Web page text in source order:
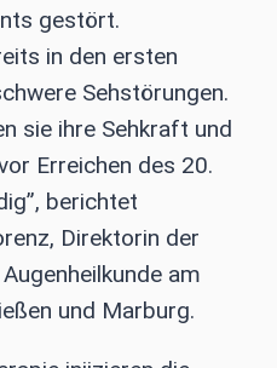
gestört.
in den ersten
Sehstörungen.
sie ihre Sehkraft und
Erreichen des 20.
berichtet
Direktorin der
am
und Marburg.